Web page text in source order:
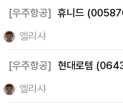
2차전지 (0)
자율주
자동차 (150)
[우주항공] 휴니드
엘리샤
[우주항공] 현대로템
엘리샤